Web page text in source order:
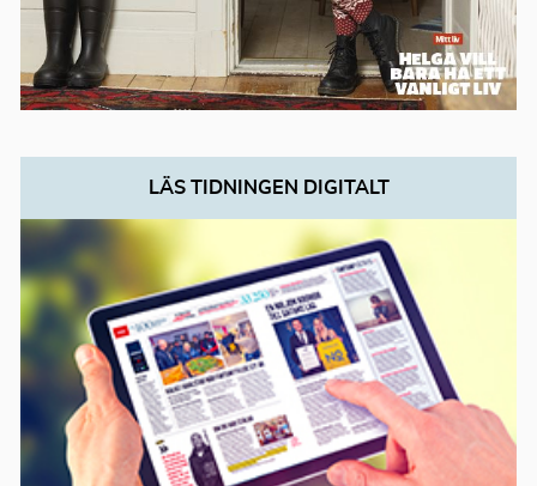
LÄS TIDNINGEN DIGITALT